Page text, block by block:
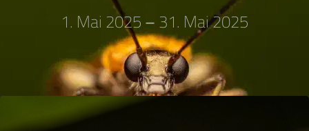
1. Mai 2025–31. Mai 2025